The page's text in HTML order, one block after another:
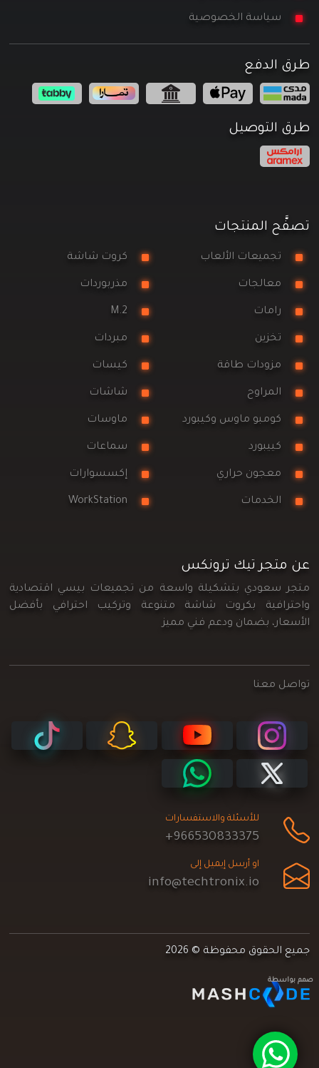
سياسة الخصوصية
طرق الدفع
طرق التوصيل
تصفَّح المنتجات
تجميعات الألعاب كروت شاشة
معالجات مذربوردات
رامات M.2
تخزين مبردات
مزودات طاقة كيسات
المراوح شاشات
كومبو ماوس وكيبورد ماوسات
كييبورد سماعات
معجون حراري إكسسوارات
الخدمات WorkStation
عن متجر تيك ترونكس
متجر سعودي بتشكيلة واسعة من تجميعات بيسي اقتصادية
واحترافية بكروت شاشة متنوعة وتركيب احترافي بأفضل
الأسعار، بضمان ودعم فني مميز
تواصل معنا
للأسئلة والاستفسارات
+966530833375
او أرسل إيميل إلى
info@techtronix.io
جميع الحقوق محفوظة © 2026
صمم بواسطة